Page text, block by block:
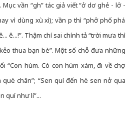
vần “gh” tác giả viết “ở dơ ghẻ - lở -
vì dùng xù xì); vần p thì “phở phố phá
ê...!”. Thậm chí sai chính tả “trời mưa thì
thua bạn bè”. Một số chỗ đưa những
“Con hùm. Có con hùm xám, đi về chợ
chân”; “Sen quí đến hè sen nở qua
quí như lí”...